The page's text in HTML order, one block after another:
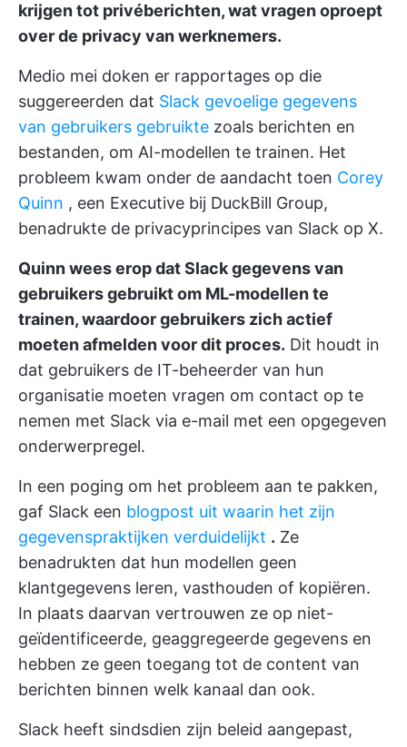
krijgen tot privéberichten, wat vragen oproept
over de privacy van werknemers.
Medio mei doken er rapportages op die
suggereerden dat Slack gevoelige gegevens
van gebruikers gebruikte zoals berichten en
bestanden, om AI-modellen te trainen. Het
probleem kwam onder de aandacht toen Corey
Quinn , een Executive bij DuckBill Group,
benadrukte de privacyprincipes van Slack op X.
Quinn wees erop dat Slack gegevens van
gebruikers gebruikt om ML-modellen te
trainen, waardoor gebruikers zich actief
moeten afmelden voor dit proces. Dit houdt in
dat gebruikers de IT-beheerder van hun
organisatie moeten vragen om contact op te
nemen met Slack via e-mail met een opgegeven
onderwerpregel.
In een poging om het probleem aan te pakken,
gaf Slack een blogpost uit waarin het zijn
gegevenspraktijken verduidelijkt . Ze
benadrukten dat hun modellen geen
klantgegevens leren, vasthouden of kopiëren.
In plaats daarvan vertrouwen ze op niet-
geïdentificeerde, geaggregeerde gegevens en
hebben ze geen toegang tot de content van
berichten binnen welk kanaal dan ook.
Slack heeft sindsdien zijn beleid aangepast,